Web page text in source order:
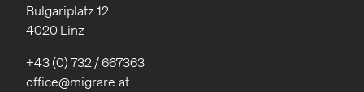
Bulgariplatz 12
4020 Linz
+43 (0) 732 / 667363
office@migrare.at